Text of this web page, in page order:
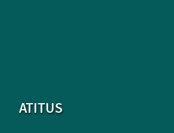
ATITUS